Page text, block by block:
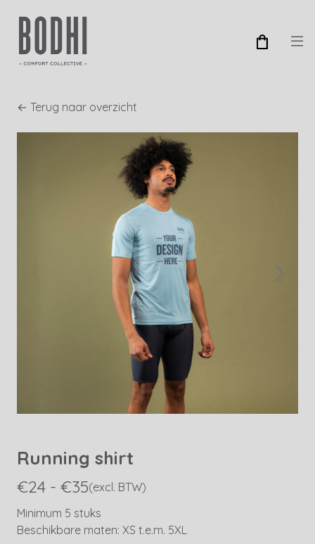
← Terug naar overzicht
Running shirt
€24 - €35(excl. BTW)
Minimum 5 stuks
Beschikbare maten: XS t.e.m. 5XL